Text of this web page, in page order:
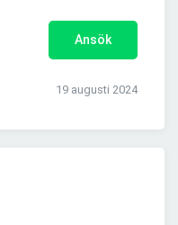
Ansök
19 augusti 2024